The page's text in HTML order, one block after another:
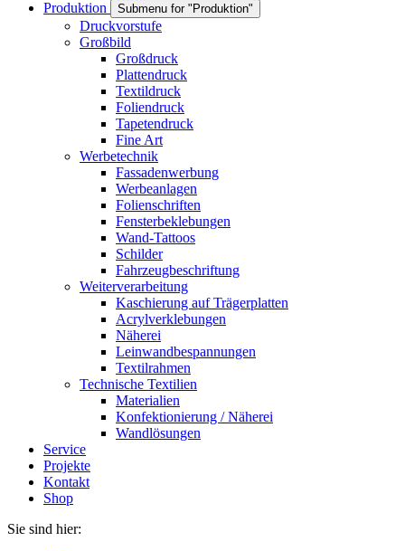
Produktion
Submenu for "Produktion"
Druckvorstufe
Großbild
Großdruck
Plattendruck
Textildruck
Foliendruck
Tapetendruck
Fine Art
Werbetechnik
Fassadenwerbung
Werbeanlagen
Folienschriften
Fensterbeklebungen
Wand-Tattoos
Schilder
Fahrzeugbeschriftung
Weiterverarbeitung
Kaschierung auf Trägerplatten
Acrylverklebungen
Näherei
Leinwandbespannungen
Textilrahmen
Technische Textilien
Materialien
Konfektionierung / Näherei
Wandlösungen
Service
Projekte
Kontakt
Shop
Sie sind hier: